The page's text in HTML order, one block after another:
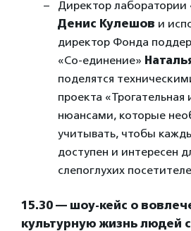
Директор лаборатории
Денис Кулешов и
директор Фонда
«Со-единение»
поделятся
проекта «Трогательная
нюансами, которые
учитывать, чтобы
доступен и интересен
слепоглухих
15.30 — шоу-кейс о
культурную жизнь людей